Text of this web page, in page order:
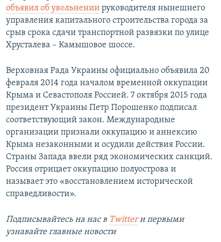
объявил об увольнении руководителя нынешнего
управления капитального строительства города за
срыв срока сдачи транспортной развязки по улице
Хрусталева – Камышовое шоссе.
Верховная Рада Украины официально объявила 20
февраля 2014 года началом временной оккупации
Крыма и Севастополя Россией. 7 октября 2015 года
президент Украины Петр Порошенко подписал
соответствующий закон. Международные
организации признали оккупацию и аннексию
Крыма незаконными и осудили действия России.
Страны Запада ввели ряд экономических санкций.
Россия отрицает оккупацию полуострова и
называет это «восстановлением исторической
справедливости».
Подписывайтесь на наc в Twitterи первыми
узнавайте главные новости